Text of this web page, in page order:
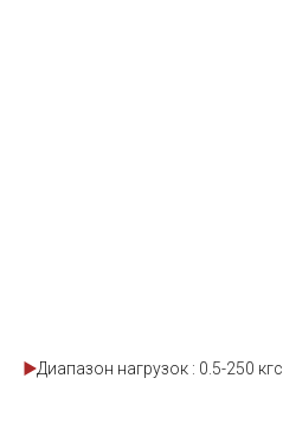
Диапазон нагрузок : 0.5-250 кгс